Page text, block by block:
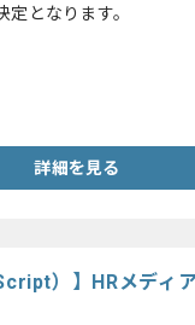
となります。
詳細を見る
）】HRメディ